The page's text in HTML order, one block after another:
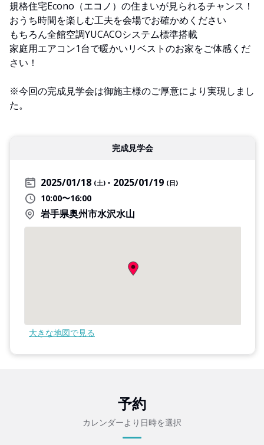
規格住宅Econo（エコノ）の住まいが見られるチャンス！
おうち時間を楽しむ工夫を会場でお確かめください
もちろん全館空調YUCACOシステム標準搭載
家庭用エアコン1台で暖かいリベストのお家をご体感くだ
さい！
※今回の完成見学会は御施主様のご厚意により実現しまし
た。
完成見学会
2025/01/18 (土) 2025/01/19 (日)
10:00〜16:00
岩手県奥州市水沢水山
大きな地図で見る
予約
カレンダーより日時を選択